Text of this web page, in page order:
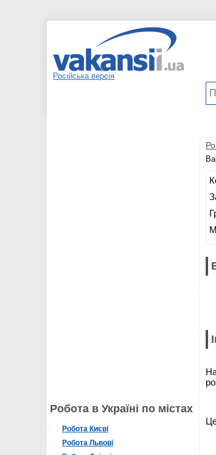
Російська версія
Робота в Україні по містах
Робота Києві
Робота Львові